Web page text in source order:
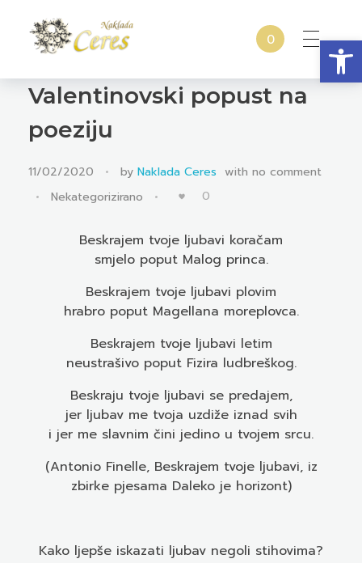
0
Valentinovski popust na
poeziju
11/02/2020 by Naklada Ceres with no comment
Nekategorizirano
0
Beskrajem tvoje ljubavi koračam
smjelo poput Malog princa.
Beskrajem tvoje ljubavi plovim
hrabro poput Magellana moreplovca.
Beskrajem tvoje ljubavi letim
neustrašivo poput Fizira ludbreškog.
Beskraju tvoje ljubavi se predajem,
jer ljubav me tvoja uzdiže iznad svih
i jer me slavnim čini jedino u tvojem srcu.
(Antonio Finelle, Beskrajem tvoje ljubavi, iz
zbirke pjesama Daleko je horizont)
Kako ljepše iskazati ljubav negoli stihovima?